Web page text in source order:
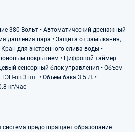
380 Вольт • Автоматический дренажный
давления пара • Защита от замыкания,
для экстренного слива воды •
покрытием • Цифровой таймер
сенсорный блок управления • Объем
ов 3 шт. • Объём бака 3.5 Л. •
кг/час
система предотвращает образование